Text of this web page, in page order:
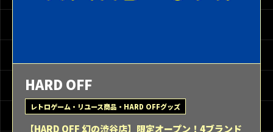
HARD OFF
レトロゲーム・リユース商品・HARD OFFグッズ
【HARD OFF 幻の渋谷店】限定オープン！4ブランド